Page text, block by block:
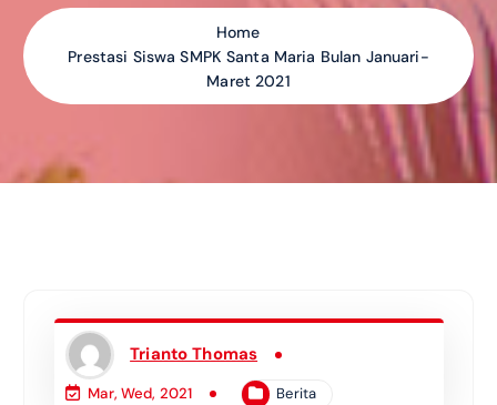
Home
Prestasi Siswa SMPK Santa Maria Bulan Januari-
Maret 2021
Trianto Thomas
Mar, Wed, 2021 Berita